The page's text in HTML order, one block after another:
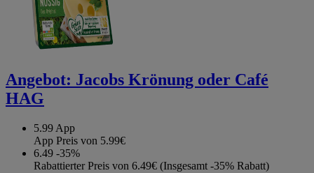
Angebot: Jacobs Krönung oder Café
HAG
5.99 App
App Preis von 5.99€
6.49 -35%
Rabattierter Preis von 6.49€ (Insgesamt -35% Rabatt)